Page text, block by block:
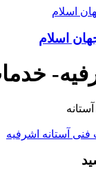
اسلام
آستانه اشرفیه